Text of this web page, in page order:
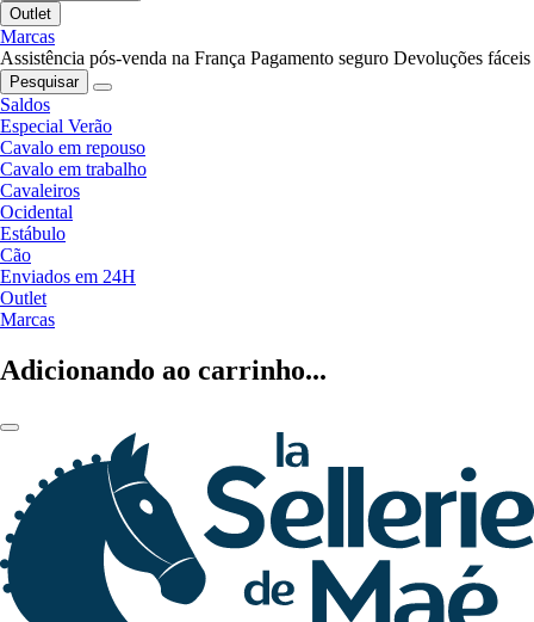
Outlet
Marcas
Assistência pós-venda na França Pagamento seguro Devoluções fáceis
Pesquisar
Saldos
Especial Verão
Cavalo em repouso
Cavalo em trabalho
Cavaleiros
Ocidental
Estábulo
Cão
Enviados em 24H
Outlet
Marcas
Adicionando ao carrinho...